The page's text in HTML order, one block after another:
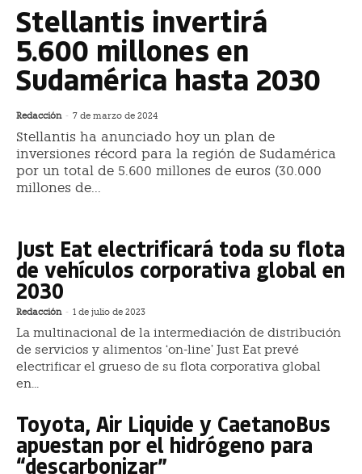
Stellantis invertirá
5.600 millones en
Sudamérica hasta 2030
Redacción - 7 de marzo de 2024
Stellantis ha anunciado hoy un plan de
inversiones récord para la región de Sudamérica
por un total de 5.600 millones de euros (30.000
millones de...
Just Eat electrificará toda su flota
de vehículos corporativa global en
2030
Redacción - 1 de julio de 2023
La multinacional de la intermediación de distribución
de servicios y alimentos ‘on-line’ Just Eat prevé
electrificar el grueso de su flota corporativa global
en...
Toyota, Air Liquide y CaetanoBus
apuestan por el hidrógeno para
“descarbonizar”